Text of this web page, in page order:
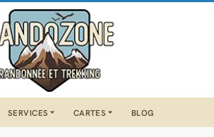
SERVICES CARTES BLOG